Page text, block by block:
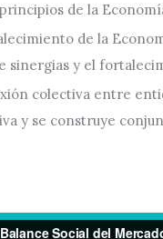
de la
de la
sinergias y el
colectiva entre
y se construye